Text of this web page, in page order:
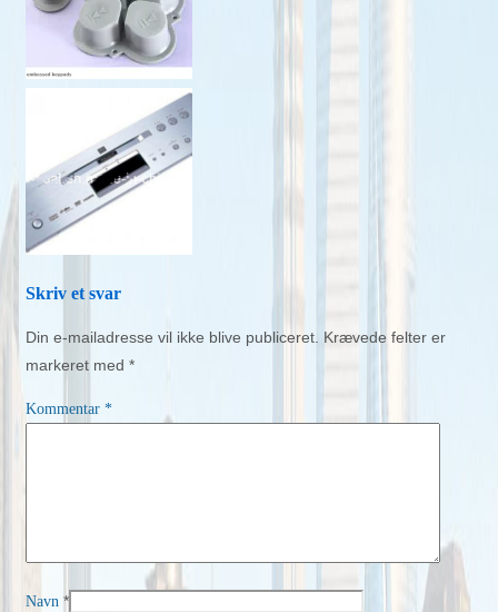
Skriv et svar
Din e-mailadresse vil ikke blive publiceret. Krævede felter er
markeret med *
Kommentar *
Navn *